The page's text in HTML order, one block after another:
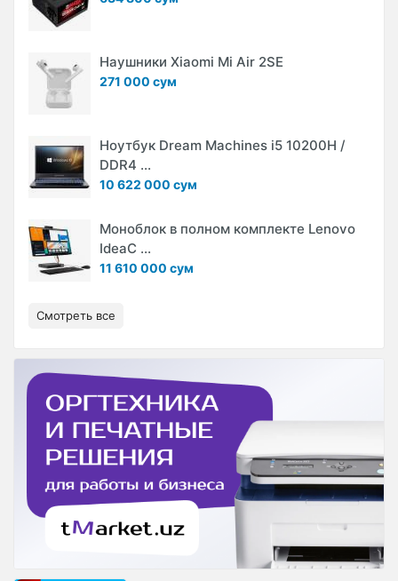
Наушники Xiaomi Mi Air 2SE
271 000 сум
Ноутбук Dream Machines i5 10200H /
DDR4 ...
10 622 000 сум
Моноблок в полном комплекте Lenovo
IdeaC ...
11 610 000 сум
Смотреть все